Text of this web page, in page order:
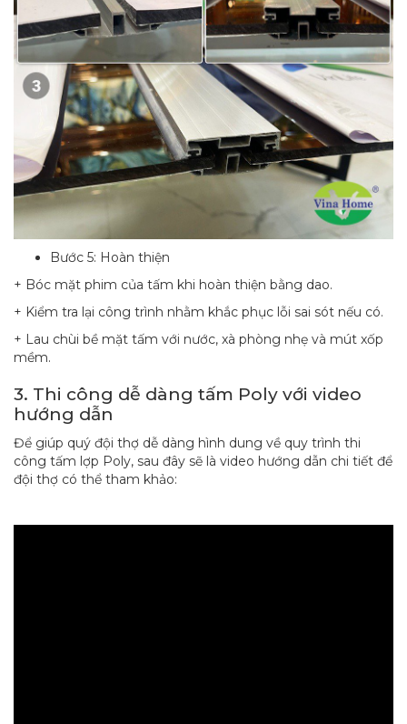
Bước 5: Hoàn thiện
+ Bóc mặt phim của tấm khi hoàn thiện bằng dao.
+ Kiểm tra lại công trình nhằm khắc phục lỗi sai sót nếu có.
+ Lau chùi bề mặt tấm với nước, xà phòng nhẹ và mút xốp
mềm.
3. Thi công dễ dàng tấm Poly với video
hướng dẫn
Để giúp quý đội thợ dễ dàng hình dung về quy trình thi
công tấm lợp Poly, sau đây sẽ là video hướng dẫn chi tiết để
đội thợ có thể tham khảo: